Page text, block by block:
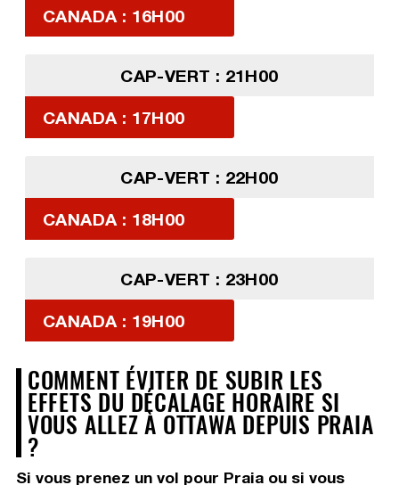
CANADA : 16H00
CAP-VERT : 21H00
CANADA : 17H00
CAP-VERT : 22H00
CANADA : 18H00
CAP-VERT : 23H00
CANADA : 19H00
COMMENT ÉVITER DE SUBIR LES
EFFETS DU DÉCALAGE HORAIRE SI
VOUS ALLEZ À OTTAWA DEPUIS PRAIA
?
Si vous prenez un vol pour Praia ou si vous